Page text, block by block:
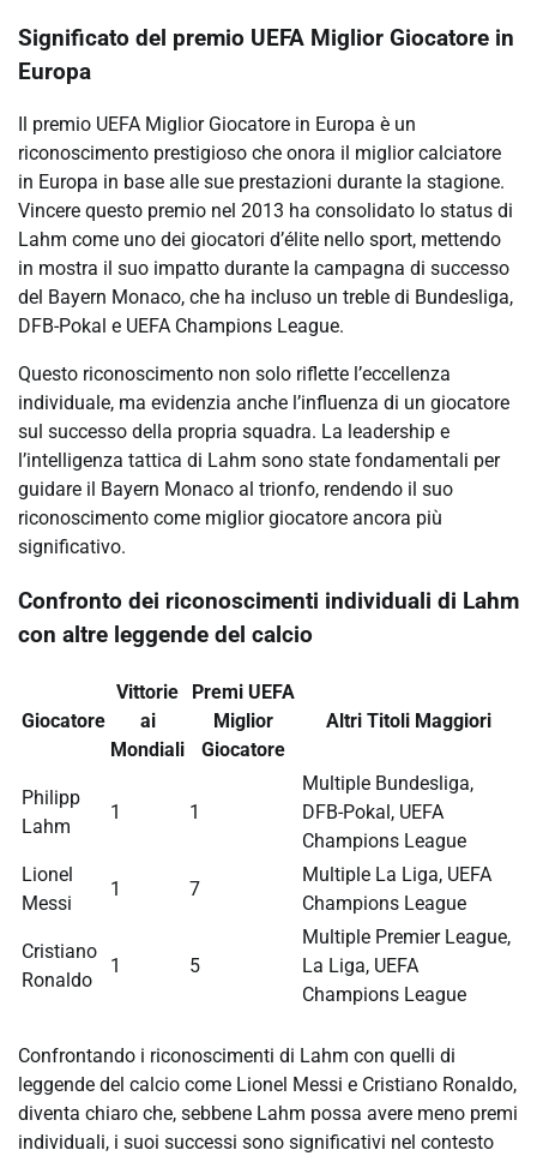
Significato del premio UEFA Miglior Giocatore in
Europa
Il premio UEFA Miglior Giocatore in Europa è un
riconoscimento prestigioso che onora il miglior calciatore
in Europa in base alle sue prestazioni durante la stagione.
Vincere questo premio nel 2013 ha consolidato lo status di
Lahm come uno dei giocatori d’élite nello sport, mettendo
in mostra il suo impatto durante la campagna di successo
del Bayern Monaco, che ha incluso un treble di Bundesliga,
DFB-Pokal e UEFA Champions League.
Questo riconoscimento non solo riflette l’eccellenza
individuale, ma evidenzia anche l’influenza di un giocatore
sul successo della propria squadra. La leadership e
l’intelligenza tattica di Lahm sono state fondamentali per
guidare il Bayern Monaco al trionfo, rendendo il suo
riconoscimento come miglior giocatore ancora più
significativo.
Confronto dei riconoscimenti individuali di Lahm
con altre leggende del calcio
Giocatore
Vittorie
ai
Mondiali
Premi UEFA
Miglior
Giocatore
Altri Titoli Maggiori
Philipp
Lahm
1 1
Multiple Bundesliga,
DFB-Pokal, UEFA
Champions League
Lionel
Messi
1 7
Multiple La Liga, UEFA
Champions League
Cristiano
Ronaldo
1 5
Multiple Premier League,
La Liga, UEFA
Champions League
Confrontando i riconoscimenti di Lahm con quelli di
leggende del calcio come Lionel Messi e Cristiano Ronaldo,
diventa chiaro che, sebbene Lahm possa avere meno premi
individuali, i suoi successi sono significativi nel contesto